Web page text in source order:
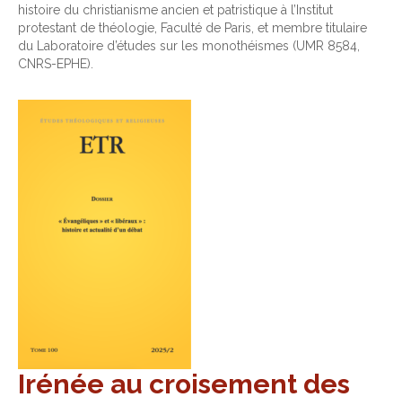
histoire du christianisme ancien et patristique à l’Institut
protestant de théologie, Faculté de Paris, et membre titulaire
du Laboratoire d’études sur les monothéismes (UMR 8584,
CNRS-EPHE).
Irénée au croisement des